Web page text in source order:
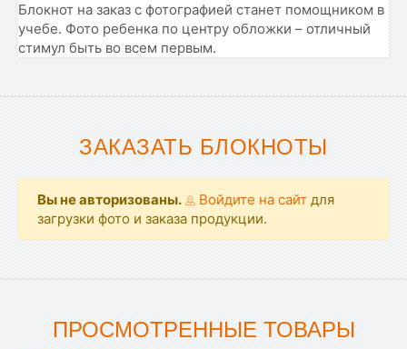
Блокнот на заказ с фотографией станет помощником в
учебе. Фото ребенка по центру обложки – отличный
стимул быть во всем первым.
ЗАКАЗАТЬ БЛОКНОТЫ
Вы не авторизованы. Войдите на сайт для
загрузки фото и заказа продукции.
ПРОСМОТРЕННЫЕ ТОВАРЫ